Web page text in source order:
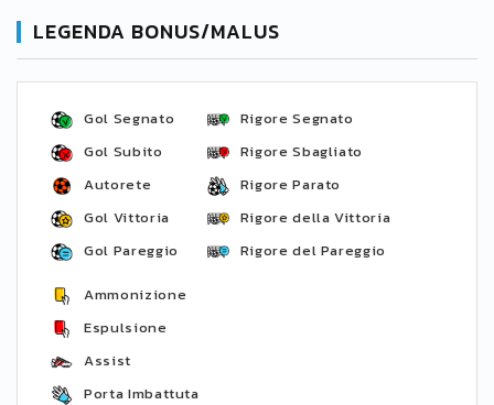
LEGENDA BONUS/MALUS
Gol Segnato
Gol Subito
Autorete
Gol Vittoria
Gol Pareggio
Rigore Segnato
Rigore Sbagliato
Rigore Parato
Rigore della Vittoria
Rigore del Pareggio
Ammonizione
Espulsione
Assist
Porta Imbattuta